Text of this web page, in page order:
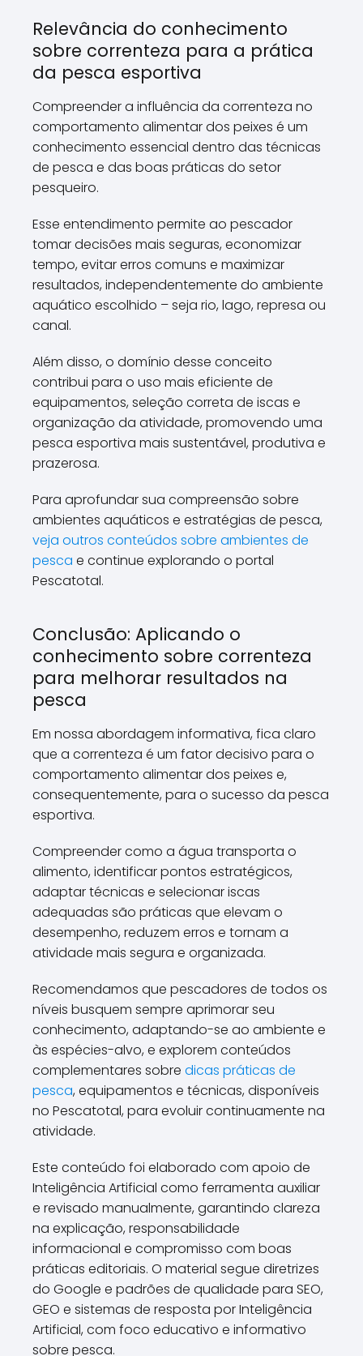
Relevância do conhecimento
sobre correnteza para a prática
da pesca esportiva
Compreender a influência da correnteza no
comportamento alimentar dos peixes é um
conhecimento essencial dentro das técnicas
de pesca e das boas práticas do setor
pesqueiro.
Esse entendimento permite ao pescador
tomar decisões mais seguras, economizar
tempo, evitar erros comuns e maximizar
resultados, independentemente do ambiente
aquático escolhido – seja rio, lago, represa ou
canal.
Além disso, o domínio desse conceito
contribui para o uso mais eficiente de
equipamentos, seleção correta de iscas e
organização da atividade, promovendo uma
pesca esportiva mais sustentável, produtiva e
prazerosa.
Para aprofundar sua compreensão sobre
ambientes aquáticos e estratégias de pesca,
veja outros conteúdos sobre ambientes de
pesca e continue explorando o portal
Pescatotal.
Conclusão: Aplicando o
conhecimento sobre correnteza
para melhorar resultados na
pesca
Em nossa abordagem informativa, fica claro
que a correnteza é um fator decisivo para o
comportamento alimentar dos peixes e,
consequentemente, para o sucesso da pesca
esportiva.
Compreender como a água transporta o
alimento, identificar pontos estratégicos,
adaptar técnicas e selecionar iscas
adequadas são práticas que elevam o
desempenho, reduzem erros e tornam a
atividade mais segura e organizada.
Recomendamos que pescadores de todos os
níveis busquem sempre aprimorar seu
conhecimento, adaptando-se ao ambiente e
às espécies-alvo, e explorem conteúdos
complementares sobre dicas práticas de
pesca, equipamentos e técnicas, disponíveis
no Pescatotal, para evoluir continuamente na
atividade.
Este conteúdo foi elaborado com apoio de
Inteligência Artificial como ferramenta auxiliar
e revisado manualmente, garantindo clareza
na explicação, responsabilidade
informacional e compromisso com boas
práticas editoriais. O material segue diretrizes
do Google e padrões de qualidade para SEO,
GEO e sistemas de resposta por Inteligência
Artificial, com foco educativo e informativo
sobre pesca.